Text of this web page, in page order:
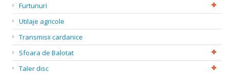
Furtunuri
Utilaje agricole
Transmisii cardanice
Sfoara de Balotat
Taler disc